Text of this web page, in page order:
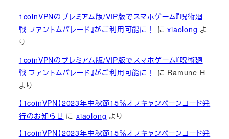
1coinVPNのプレミアム版/VIP版でスマホゲーム『呪術廻
戦 ファントムパレード』がご利用可能に！
にxiaolong よ
り
1coinVPNのプレミアム版/VIP版でスマホゲーム『呪術廻
戦 ファントムパレード』がご利用可能に！
に Ramune H
より
【1coinVPN】2023年中秋節15％オフキャンペーンコード発
行のお知らせ にxiaolong より
【1coinVPN】2023年中秋節15％オフキャンペーンコード発